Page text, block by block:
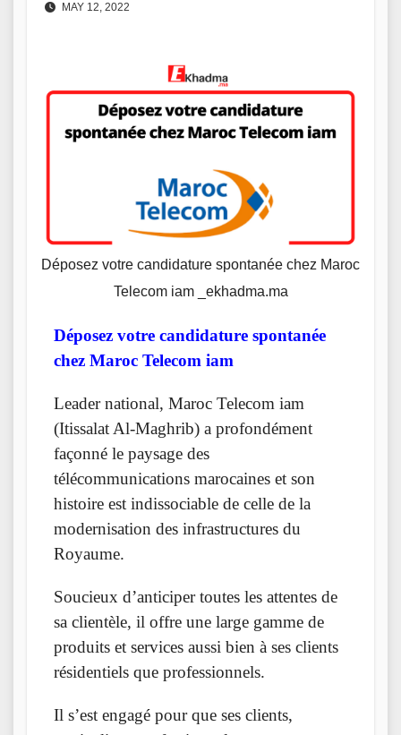
MAY 12, 2022
Déposez votre candidature spontanée chez Maroc
Telecom iam _ekhadma.ma
Déposez votre candidature spontanée
chez Maroc Telecom iam
Leader national, Maroc Telecom iam
(Itissalat Al-Maghrib) a profondément
façonné le paysage des
télécommunications marocaines et son
histoire est indissociable de celle de la
modernisation des infrastructures du
Royaume.
Soucieux d’anticiper toutes les attentes de
sa clientèle, il offre une large gamme de
produits et services aussi bien à ses clients
résidentiels que professionnels.
Il s’est engagé pour que ses clients,